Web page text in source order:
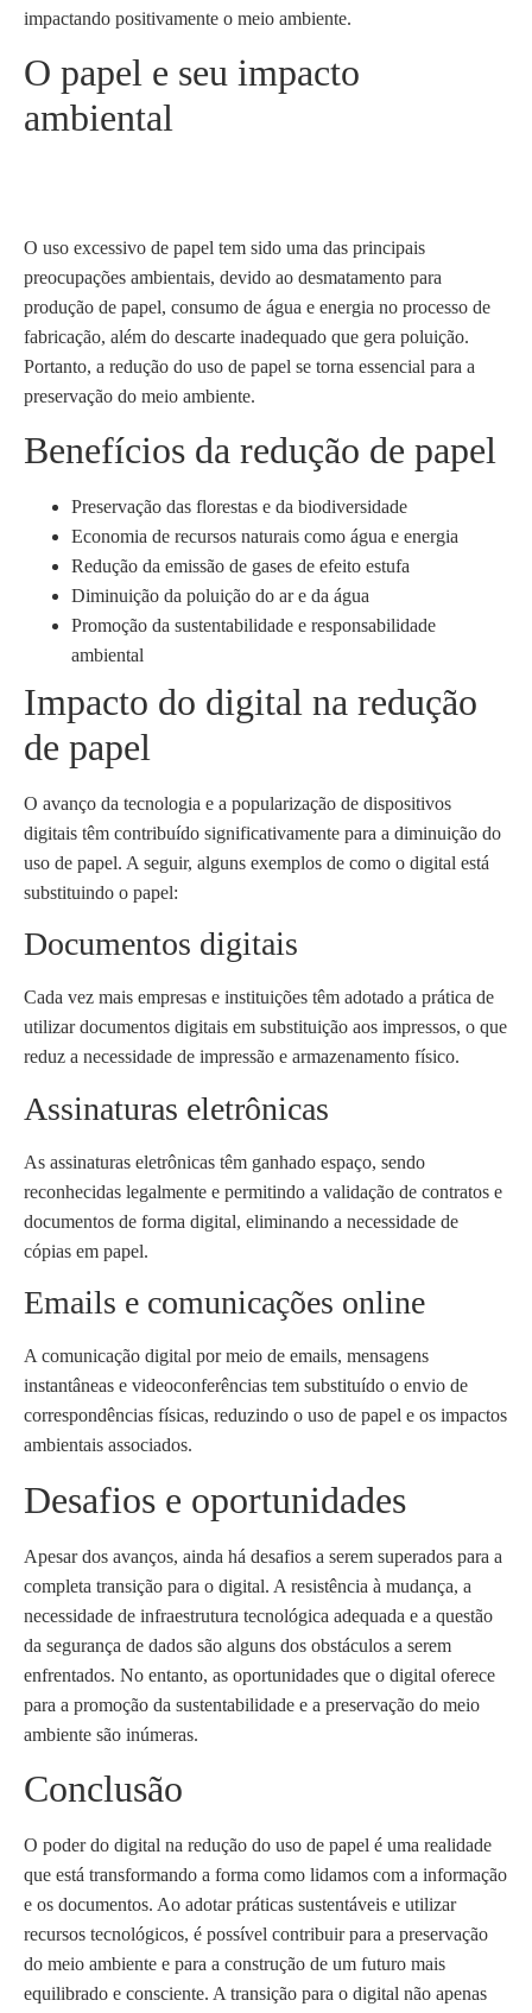
impactando positivamente o meio ambiente.
O papel e seu impacto
ambiental
O uso excessivo de papel tem sido uma das principais
preocupações ambientais, devido ao desmatamento para
produção de papel, consumo de água e energia no processo de
fabricação, além do descarte inadequado que gera poluição.
Portanto, a redução do uso de papel se torna essencial para a
preservação do meio ambiente.
Benefícios da redução de papel
Preservação das florestas e da biodiversidade
Economia de recursos naturais como água e energia
Redução da emissão de gases de efeito estufa
Diminuição da poluição do ar e da água
Promoção da sustentabilidade e responsabilidade
ambiental
Impacto do digital na redução
de papel
O avanço da tecnologia e a popularização de dispositivos
digitais têm contribuído significativamente para a diminuição do
uso de papel. A seguir, alguns exemplos de como o digital está
substituindo o papel:
Documentos digitais
Cada vez mais empresas e instituições têm adotado a prática de
utilizar documentos digitais em substituição aos impressos, o que
reduz a necessidade de impressão e armazenamento físico.
Assinaturas eletrônicas
As assinaturas eletrônicas têm ganhado espaço, sendo
reconhecidas legalmente e permitindo a validação de contratos e
documentos de forma digital, eliminando a necessidade de
cópias em papel.
Emails e comunicações online
A comunicação digital por meio de emails, mensagens
instantâneas e videoconferências tem substituído o envio de
correspondências físicas, reduzindo o uso de papel e os impactos
ambientais associados.
Desafios e oportunidades
Apesar dos avanços, ainda há desafios a serem superados para a
completa transição para o digital. A resistência à mudança, a
necessidade de infraestrutura tecnológica adequada e a questão
da segurança de dados são alguns dos obstáculos a serem
enfrentados. No entanto, as oportunidades que o digital oferece
para a promoção da sustentabilidade e a preservação do meio
ambiente são inúmeras.
Conclusão
O poder do digital na redução do uso de papel é uma realidade
que está transformando a forma como lidamos com a informação
e os documentos. Ao adotar práticas sustentáveis e utilizar
recursos tecnológicos, é possível contribuir para a preservação
do meio ambiente e para a construção de um futuro mais
equilibrado e consciente. A transição para o digital não apenas